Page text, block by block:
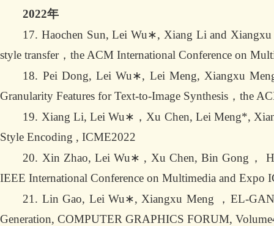
2022年
17. Haochen Sun, Lei Wu∗, Xiang Li and
style transfer，the ACM International Conference on
18. Pei Dong, Lei Wu∗, Lei Meng, Xiangxu
Granularity Features for Text-to-Image Synthesis，the
19. Xiang Li, Lei Wu∗，Xu Chen, Lei Meng*,
Style Encoding , ICME2022
20. Xin Zhao, Lei Wu∗ , Xu Chen, Bin Gong，
IEEE International Conference on Multimedia and Expo
21. Lin Gao, Lei Wu∗, Xiangxu Meng ，EL-GAN:
Generation, COMPUTER GRAPHICS FORUM,